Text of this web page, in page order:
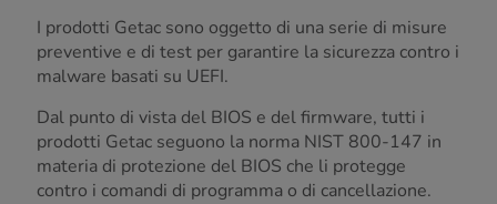
I prodotti Getac sono oggetto di una serie di misure
preventive e di test per garantire la sicurezza contro i
malware basati su UEFI.
Dal punto di vista del BIOS e del firmware, tutti i
prodotti Getac seguono la norma NIST 800-147 in
materia di protezione del BIOS che li protegge
contro i comandi di programma o di cancellazione.